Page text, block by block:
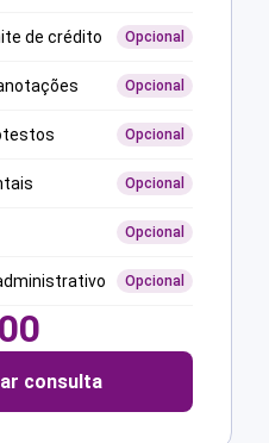
de crédito Opcional
Opcional
Opcional
Opcional
Opcional
Opcional
consulta